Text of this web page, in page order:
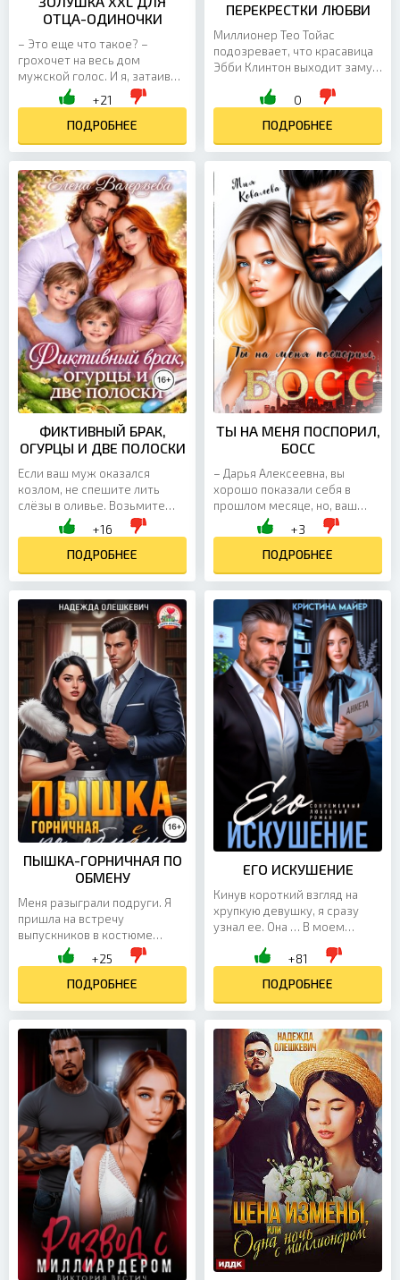
ОТЦА-ОДИНОЧКИ
– Это еще что такое? –
грохочет на весь дом
мужской голос. И я, затаив
дыхание, прячусь за
занавеской. – Нет тут никого,
– шепчу себе под нос.
Может,...
+21
ПОДРОБНЕЕ
ПЕРЕКРЕСТКИ ЛЮБВИ
Миллионер Тео Тойас
подозревает, что красавица
Эбби Клинтон выходит замуж
денег. А Эбби не может
0
ПОДРОБНЕЕ
ФИКТИВНЫЙ БРАК,
ОГУРЦЫ И ДВЕ ПОЛОСКИ
Если ваш муж оказался
козлом, не спешите лить
слёзы в оливье. Возьмите
банку с персиками и
устройте ему сладкую
жизнь! Ульяна так и сделала.
А потом...
+16
ПОДРОБНЕЕ
ТЫ НА МЕНЯ ПОСПОРИЛ,
БОСС
– Дарья Алексеевна, вы
хорошо показали себя в
прошлом месяце, но, ваш
живот, понимаете. Вот,
подпишите заявление по
собственному желанию. – Но
мне...
+3
ПОДРОБНЕЕ
ПЫШКА-ГОРНИЧНАЯ ПО
ОБМЕНУ
Меня разыграли подруги. Я
пришла на встречу
выпускников в костюме
горничной — а оказалась
единственной в дурацком
наряде. Посмешищем. Я
сбежала,...
+25
ПОДРОБНЕЕ
ЕГО ИСКУШЕНИЕ
Кинув короткий взгляд на
хрупкую девушку, я сразу
узнал ее. Она … В моем
сжимает папку, смотрит
которых...
+81
ПОДРОБНЕЕ